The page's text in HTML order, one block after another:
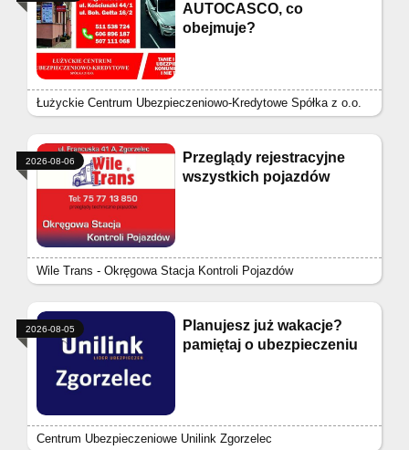
AUTOCASCO, co
obejmuje?
Łużyckie Centrum Ubezpieczeniowo-Kredytowe Spółka z o.o.
Przeglądy rejestracyjne
wszystkich pojazdów
Wile Trans - Okręgowa Stacja Kontroli Pojazdów
2026-08-06
Planujesz już wakacje?
pamiętaj o ubezpieczeniu
Centrum Ubezpieczeniowe Unilink Zgorzelec
2026-08-05